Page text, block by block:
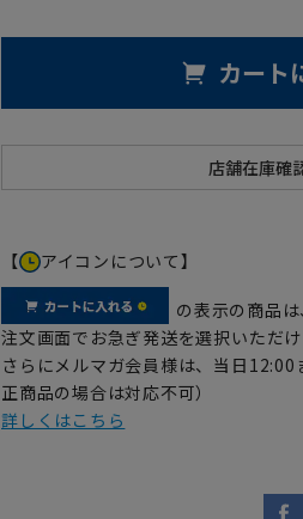
カート
【 アイコンについて】
の表示の商品は
注文画面でお急ぎ発送を選択いただけ
さらにメルマガ会員様は、当日
正商品の場合は対応不可）
詳しくはこちら